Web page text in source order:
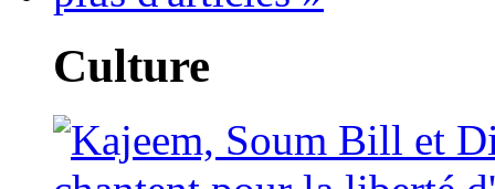
Culture